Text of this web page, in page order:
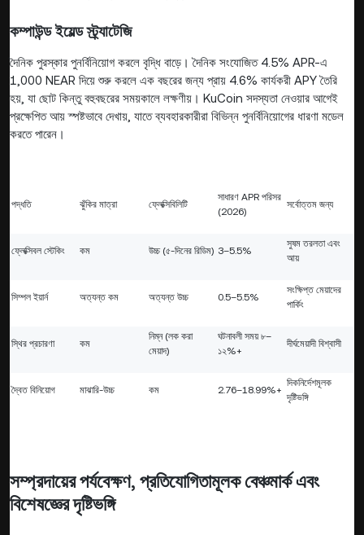
কম্পাউন্ড ইয়েল্ড স্ট্র্যাটেজি
দৈনিক পুরস্কার পুনর্বিনিয়োগ করলে বৃদ্ধি বাড়ে। দৈনিক সংযোজিত 4.5% APR-এ
1,000 NEAR দিয়ে শুরু করলে এক বছরের জন্য প্রায় 4.6% কার্যকরী APY তৈরি
হয়, যা ছোট কিন্তু বহুবছরের সময়কালে লক্ষণীয়। KuCoin সদস্যতা নেওয়ার আগেই
প্রক্ষেপিত আয় স্পষ্টভাবে দেখায়, যাতে ব্যবহারকারীরা বিভিন্ন পুনর্বিনিয়োগের ধারণা মডেল
করতে পারেন।
পদ্ধতি ঝুঁকির মাত্রা ফ্লেক্সিবিলিটি
সাধারণ APR পরিসর
(2026)
সর্বোত্তম জন্য
ফ্লেক্সিবল স্টেকিং কম উচ্চ (৫-দিনের রিডিম) 3–5.5%
সুষম তরলতা এবং
আয়
সিম্পল ইয়ার্ন অত্যন্ত কম অত্যন্ত উচ্চ 0.5–5.5%
সংক্ষিপ্ত মেয়াদের
পার্কিং
স্থির প্রচারণা কম
নিম্ন (লক করা
মেয়াদ)
ঘটনাবলী সময় ৮–
১২%+
দীর্ঘমেয়াদী বিশ্বাসী
দ্বৈত বিনিয়োগ মাঝারি-উচ্চ কম 2.76–18.99%+
দিকনির্দেশমূলক
দৃষ্টিভঙ্গি
সম্প্রদায়ের পর্যবেক্ষণ, প্রতিযোগিতামূলক বেঞ্চমার্ক এবং
বিশেষজ্ঞের দৃষ্টিভঙ্গি